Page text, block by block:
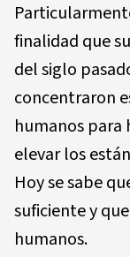
finalidad que
del siglo
concentraron
humanos para
elevar los
Hoy se sabe
suficiente y
humanos.